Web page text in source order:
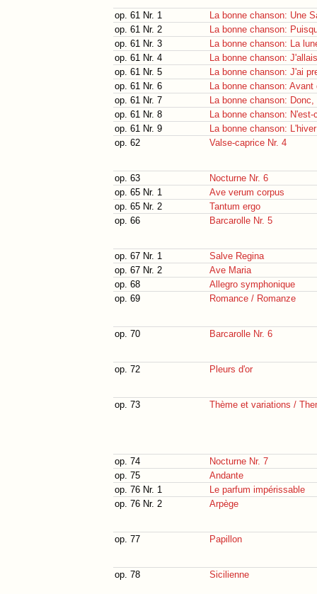
op. 61 Nr. 1
La bonne chanson: Une
op. 61 Nr. 2
La bonne chanson:
op. 61 Nr. 3
La bonne chanson: La
op. 61 Nr. 4
La bonne chanson:
op. 61 Nr. 5
La bonne chanson: J'ai
op. 61 Nr. 6
La bonne chanson:
op. 61 Nr. 7
La bonne chanson:
op. 61 Nr. 8
La bonne chanson: N'est-
op. 61 Nr. 9
La bonne chanson:
op. 62
Valse-caprice Nr. 4
op. 63
Nocturne Nr. 6
op. 65 Nr. 1
Ave verum corpus
op. 65 Nr. 2
Tantum ergo
op. 66
Barcarolle Nr. 5
op. 67 Nr. 1
Salve Regina
op. 67 Nr. 2
Ave Maria
op. 68
Allegro symphonique
op. 69
Romance / Romanze
op. 70 Barcarolle Nr. 6
op. 72 Pleurs d'or
op. 73 Thème et variations /
op. 74
Nocturne Nr. 7
op. 75
Andante
op. 76 Nr. 1
Le parfum impérissable
op. 76 Nr. 2
Arpège
op. 77 Papillon
op. 78 Sicilienne